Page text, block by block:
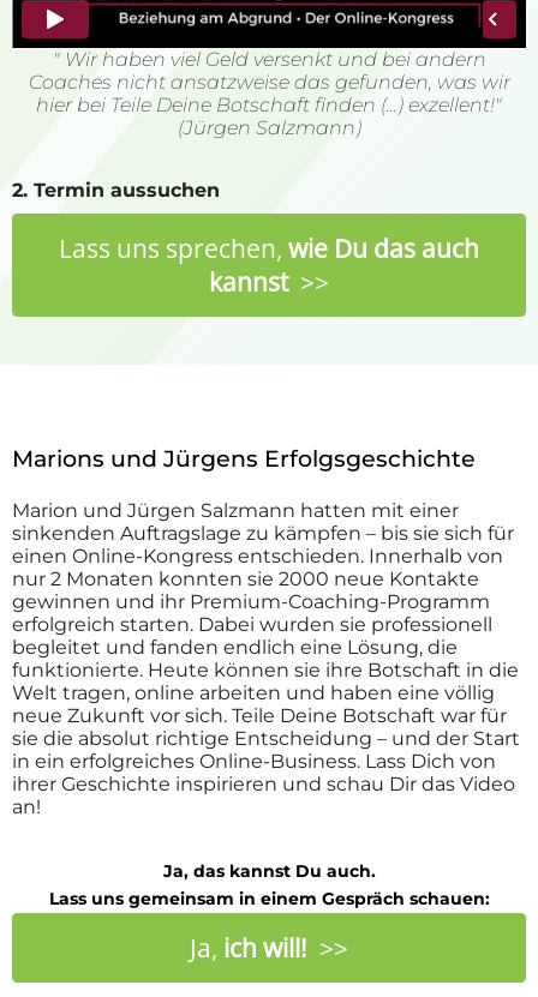
" Wir haben viel Geld versenkt und bei andern
Coaches nicht ansatzweise das gefunden, was wir
hier bei Teile Deine Botschaft finden (...) exzellent!"
(Jürgen Salzmann)
2. Termin aussuchen
Lass uns sprechen, wie Du das auch
kannst >>
Marions und Jürgens Erfolgsgeschichte
Marion und Jürgen Salzmann hatten mit einer
sinkenden Auftragslage zu kämpfen – bis sie sich für
einen Online-Kongress entschieden. Innerhalb von
nur 2 Monaten konnten sie 2000 neue Kontakte
gewinnen und ihr Premium-Coaching-Programm
erfolgreich starten. Dabei wurden sie professionell
begleitet und fanden endlich eine Lösung, die
funktionierte. Heute können sie ihre Botschaft in die
Welt tragen, online arbeiten und haben eine völlig
neue Zukunft vor sich. Teile Deine Botschaft war für
sie die absolut richtige Entscheidung – und der Start
in ein erfolgreiches Online-Business. Lass Dich von
ihrer Geschichte inspirieren und schau Dir das Video
an!
Ja, das kannst Du auch.
Lass uns gemeinsam in einem Gespräch schauen:
Ja, ich will! >>